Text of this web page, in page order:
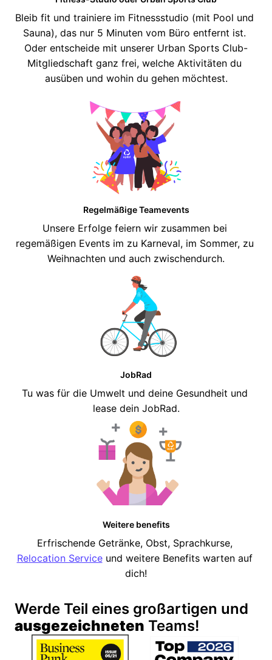
Bleib fit und trainiere im Fitnessstudio (mit Pool und
Sauna), das nur 5 Minuten vom Büro entfernt ist.
Oder entscheide mit unserer Urban Sports Club-
Mitgliedschaft ganz frei, welche Aktivitäten du
Regelmäßige Teamevents
Unsere Erfolge feiern wir zusammen bei
regemäßigen Events im zu Karneval, im Sommer, zu
Weihnachten und auch zwischendurch.
JobRad
Tu was für die Umwelt und deine Gesundheit und
lease dein JobRad.
Weitere benefits
Erfrischende Getränke, Obst, Sprachkurse,
Relocation Service und weitere Benefits warten auf
dich!
ausgezeichneten Teams!